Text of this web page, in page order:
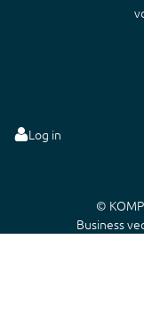
Log in
©
Business